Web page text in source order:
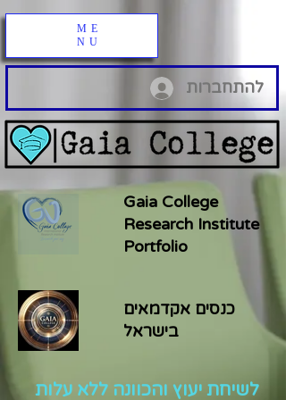
ME
NU
להתחברות
Gaia College
Research Institute
Portfolio
כנסים אקדמאים
בישראל
לשיחת יעוץ והכוונה ללא עלות